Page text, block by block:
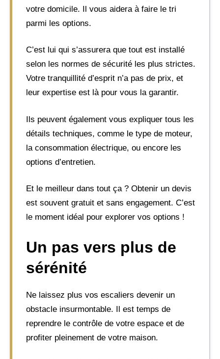
votre domicile. Il vous aidera à faire le tri
parmi les options.
C’est lui qui s’assurera que tout est installé
selon les normes de sécurité les plus strictes.
Votre tranquillité d’esprit n’a pas de prix, et
leur expertise est là pour vous la garantir.
Ils peuvent également vous expliquer tous les
détails techniques, comme le type de moteur,
la consommation électrique, ou encore les
options d’entretien.
Et le meilleur dans tout ça ? Obtenir un devis
est souvent gratuit et sans engagement. C’est
le moment idéal pour explorer vos options !
Un pas vers plus de
sérénité
Ne laissez plus vos escaliers devenir un
obstacle insurmontable. Il est temps de
reprendre le contrôle de votre espace et de
profiter pleinement de votre maison.